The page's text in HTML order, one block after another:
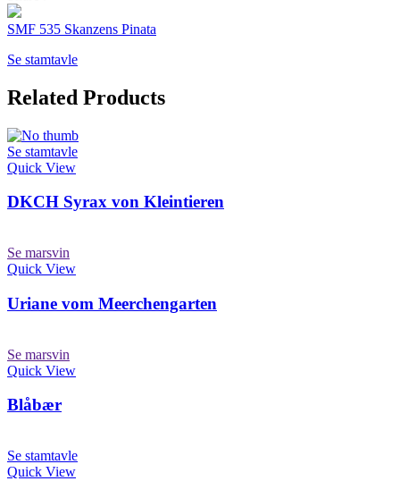
SMF 535 Skanzens Pinata
Se stamtavle
Related Products
Se stamtavle
Quick View
DKCH Syrax von Kleintieren
Se marsvin
Quick View
Uriane vom Meerchengarten
Se marsvin
Quick View
Blåbær
Se stamtavle
Quick View